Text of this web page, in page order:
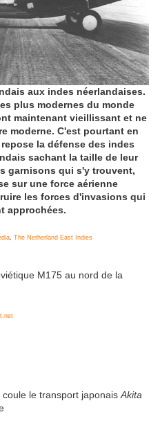
aux indes néerlandaises.
plus modernes du monde
maintenant vieillissant et ne
moderne. C'est pourtant en
la défense des indes
sachant la taille de leur
garnisons qui s'y trouvent,
sur une force aérienne
les forces d'invasions qui
approchées.
, The Netherland East Indies
M175 au nord de la
coule le transport japonaisAkita